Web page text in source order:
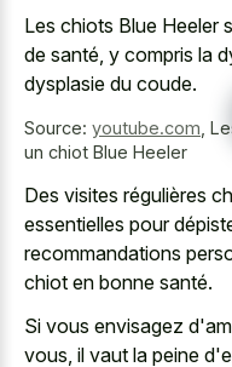
Les chiots Blue Heeler
de santé, y compris la
dysplasie du coude.
Source: youtube.com
un chiot Blue Heeler
Des visites régulières
essentielles pour
recommandations
chiot en bonne santé.
Si vous envisagez
vous, il vaut la peine